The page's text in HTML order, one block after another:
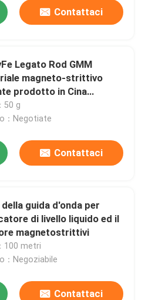
Contattaci
Legato Rod GMM
magneto-strittivo
prodotto in Cina
rapida
50 g
：Negotiate
Contattaci
della guida d'onda per
di livello liquido ed il
magnetostrittivi
100 metri
：Negoziabile
Contattaci